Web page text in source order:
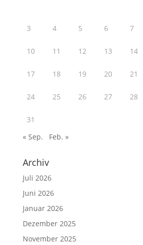
3 4 5 6 7
10 11 12 13 14
17 18 19 20 21
24 25 26 27 28
31
« Sep.
Feb. »
Archiv
Juli 2026
Juni 2026
Januar 2026
Dezember 2025
November 2025